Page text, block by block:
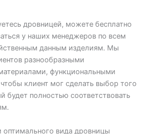
дровницей, можете бесплатно
у наших менеджеров по всем
данным изделиям. Мы
разнообразными
функциональными
клиент мог сделать выбор того
будет полностью соответствовать
оптимального вида дровницы